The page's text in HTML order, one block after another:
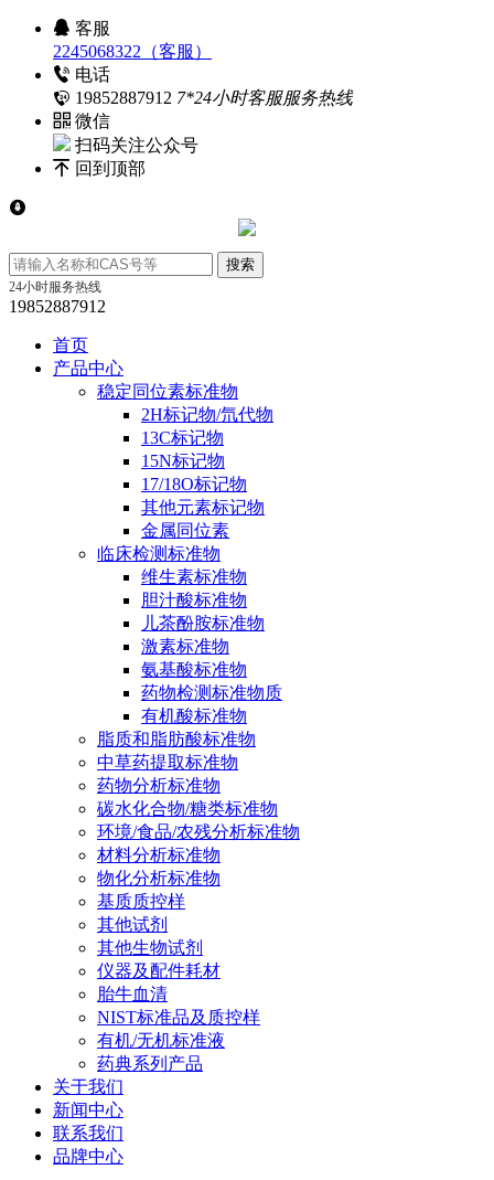
客服
2245068322（客服）
电话
19852887912 7*24小时客服服务热线
微信
扫码关注公众号
回到顶部
24小时服务热线
19852887912
首页
产品中心
稳定同位素标准物
2H标记物/氘代物
13C标记物
15N标记物
17/18O标记物
其他元素标记物
金属同位素
临床检测标准物
维生素标准物
胆汁酸标准物
儿茶酚胺标准物
激素标准物
氨基酸标准物
药物检测标准物质
有机酸标准物
脂质和脂肪酸标准物
中草药提取标准物
药物分析标准物
碳水化合物/糖类标准物
环境/食品/农残分析标准物
材料分析标准物
物化分析标准物
基质质控样
其他试剂
其他生物试剂
仪器及配件耗材
胎牛血清
NIST标准品及质控样
有机/无机标准液
药典系列产品
关于我们
新闻中心
联系我们
品牌中心